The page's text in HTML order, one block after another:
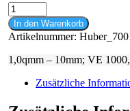
Aderendhülse,
verzinnt
Menge
In den Warenkorb
Artikelnummer:
1,0qmm – 10mm; VE
Zusätzliche